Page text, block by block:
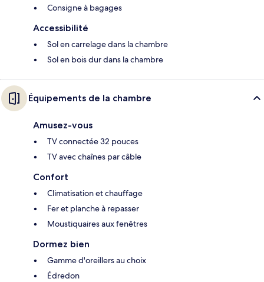
Consigne à bagages
Accessibilité
Sol en carrelage dans la chambre
Sol en bois dur dans la chambre
Équipements de la chambre
Amusez-vous
TV connectée 32 pouces
TV avec chaînes par câble
Confort
Climatisation et chauffage
Fer et planche à repasser
Moustiquaires aux fenêtres
Dormez bien
Gamme d'oreillers au choix
Édredon